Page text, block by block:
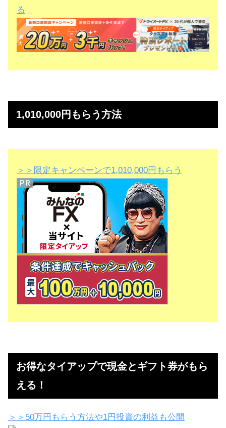
る
1,010,000円もらう方法
＞＞限定キャンペーンで1,010,000円もらう
お得なタイアップで現金とギフト券がもら
える！
＞＞50万円もらう方法や1円投資の利益も公開